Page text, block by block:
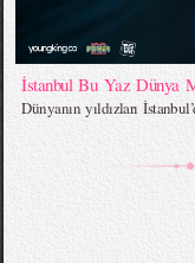
İstanbul Bu Yaz Dünya
Dünyanın yıldızları